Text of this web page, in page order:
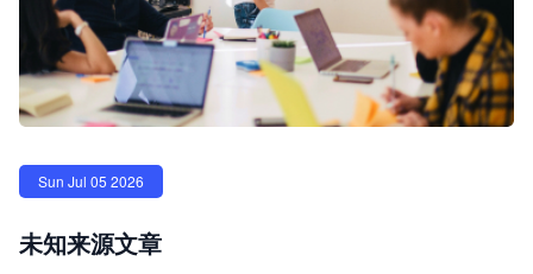
Sun Jul 05 2026
未知来源文章